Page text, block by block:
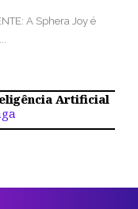
A Sphera Joy é
Artificial